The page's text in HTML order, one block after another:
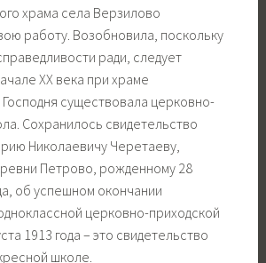
храма села Верзилово
работу. Возобновила, поскольку
ради, следует
XX века при храме
существовала церковно-
Сохранилось свидетельство
Николаевичу Черетаеву,
Петрово, рожденному 28
об успешном окончании
церковно-приходской
1913 года – это свидетельство
школе.